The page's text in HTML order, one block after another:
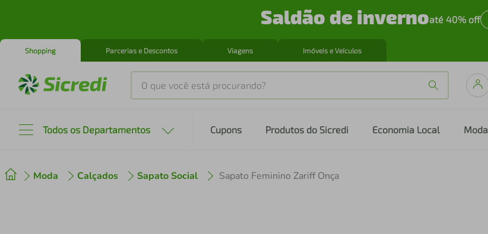
Saldão de invernoaté 40% off
Shopping Parcerias e Descontos Viagens Imóveis e Veículos
O que você está procurando?
Todos os Departamentos Cupons Produtos do Sicredi Economia Local Moda
Moda Calçados Sapato Social Sapato Feminino Zariff Onça
2 cafeteira